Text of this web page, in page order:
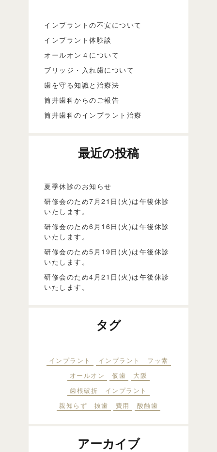
インプラントの不安について
インプラント体験談
オールオン４について
ブリッジ・入れ歯について
歯を守る知識と治療法
筒井歯科からのご報告
筒井歯科のインプラント治療
最近の投稿
夏季休診のお知らせ
研修会のため7月21日(火)は午後休診
いたします。
研修会のため6月16日(火)は午後休診
いたします。
研修会のため5月19日(火)は午後休診
いたします。
研修会のため4月21日(火)は午後休診
いたします。
タグ
インプラント
インプラント フッ素
オールオン
仮歯
大阪
歯根破折 インプラント
親知らず 抜歯
費用 酸蝕歯
アーカイブ